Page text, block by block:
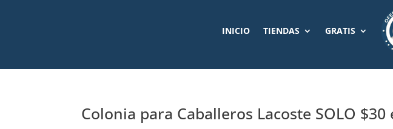
INICIO TIENDAS GRATIS
Colonia para Caballeros Lacoste SOLO